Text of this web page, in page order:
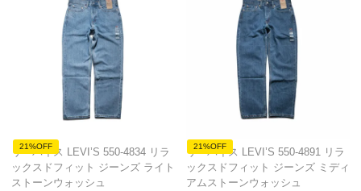
21%OFF
リーバイス LEVI’S 550-4834 リラ
ックスドフィット ジーンズ ライト
ストーンウォッシュ
21%OFF
リーバイス LEVI’S 550-4891 リラ
ックスドフィット ジーンズ ミディ
アムストーンウォッシュ